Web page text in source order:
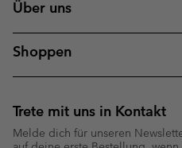
Über uns
Shoppen
Trete mit uns in Kontakt
Melde dich für unseren